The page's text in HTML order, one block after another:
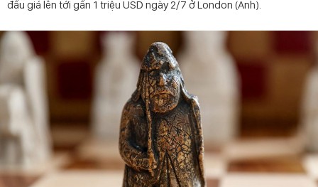
đấu giá lên tới gần 1 triệu USD ngày 2/7 ở London (Anh).